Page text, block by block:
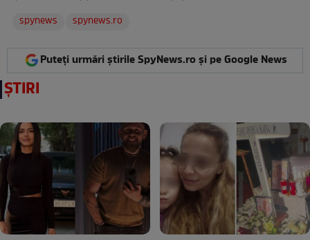
spynews
spynews.ro
Puteți urmări știrile SpyNews.ro și pe Google News
ȘTIRI